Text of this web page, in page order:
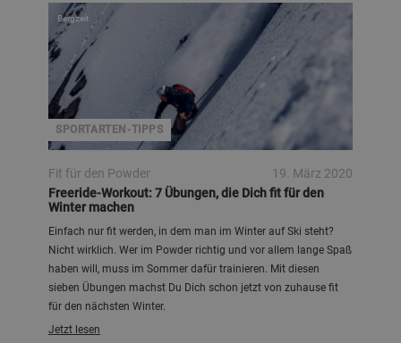
SPORTARTEN-TIPPS
Bergzeit
Fit für den Powder
19. März 2020
Freeride-Workout: 7 Übungen, die Dich fit für den
Winter machen
Einfach nur fit werden, in dem man im Winter auf Ski steht?
Nicht wirklich. Wer im Powder richtig und vor allem lange Spaß
haben will, muss im Sommer dafür trainieren. Mit diesen
sieben Übungen machst Du Dich schon jetzt von zuhause fit
für den nächsten Winter.
Jetzt lesen